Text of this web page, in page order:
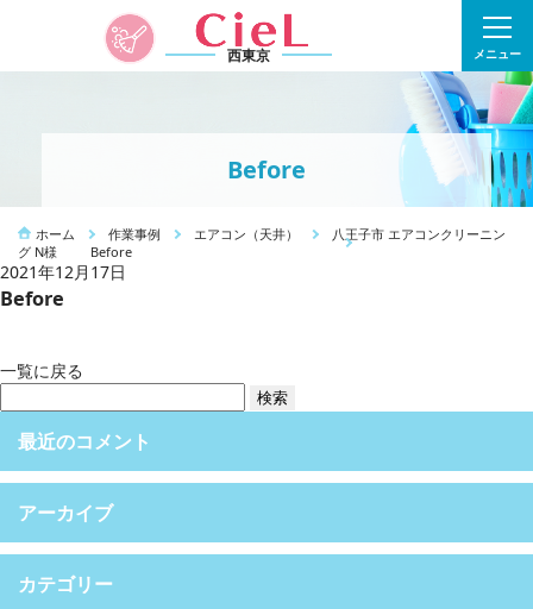
西東京 メニュー
Before
ホーム 作業事例 エアコン（天井）
八王子市 エアコンクリーニン
グ N様
Before
2021年12月17日
Before
一覧に戻る
索:
最近のコメント
アーカイブ
カテゴリー